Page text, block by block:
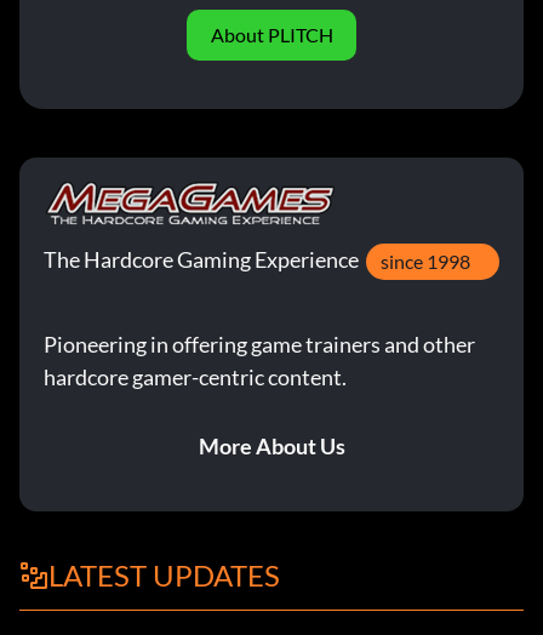
About PLITCH
The Hardcore Gaming Experience since 1998
Pioneering in offering game trainers and other
hardcore gamer-centric content.
More About Us
LATEST UPDATES